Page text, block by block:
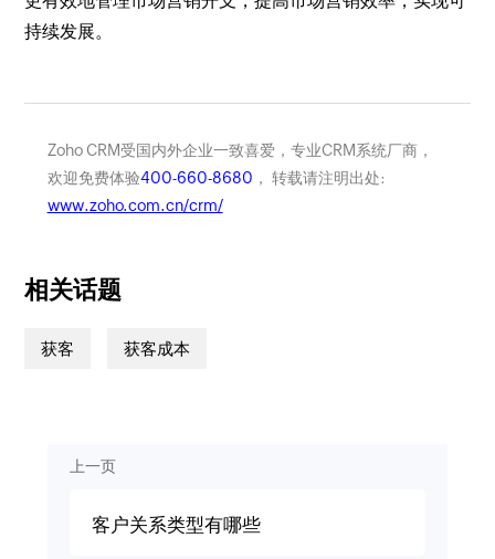
持续发展。
Zoho CRM受国内外企业一致喜爱，专业CRM系统厂商，
欢迎免费体验400-660-8680 ， 转载请注明出处:
www.zoho.com.cn/crm/
相关话题
获客 获客成本
上一页
客户关系类型有哪些